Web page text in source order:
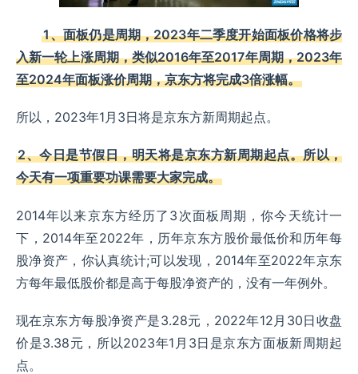
1、面板仍是周期，2023年二季度开始面板价格将步
入新一轮上涨周期，类似2016年至2017年周期，2023年
至2024年面板涨价周期，京东方将完成3倍涨幅。
所以，2023年1月3日将是京东方新周期起点。
2、今日是节假日，明天将是京东方新周期起点。所以，
今天有一项重要功课需要大家完成。
2014年以来京东方经历了3次面板周期，你今天统计一
下，2014年至2022年，历年京东方股价最低价和历年每
股净资产，你认真统计;可以发现，2014年至2022年京东
方每年最低股价都是高于每股净资产的，没有一年例外。
现在京东方每股净资产是3.28元，2022年12月30日收盘
价是3.38元，所以2023年1月3日是京东方面板新周期起
点。